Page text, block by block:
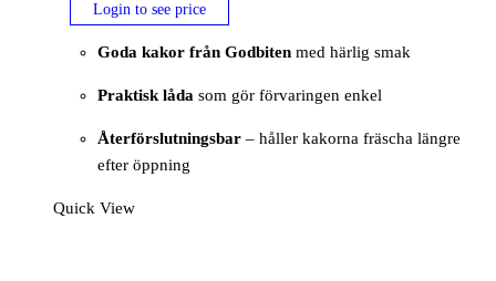
Login to see price
Goda kakor från Godbiten med härlig smak
Praktisk låda som gör förvaringen enkel
Återförslutningsbar – håller kakorna fräscha längre
efter öppning
Quick View